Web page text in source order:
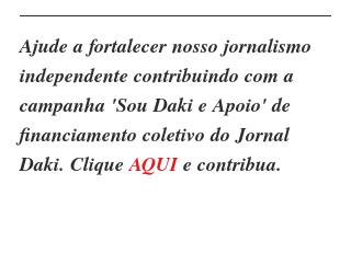
Ajude a fortalecer nosso jornalismo
independente contribuindo com a
campanha 'Sou Daki e Apoio' de
financiamento coletivo do Jornal
Daki. Clique AQUI e contribua.